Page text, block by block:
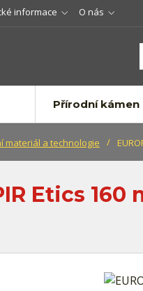
informace O nás
Přírodní kámen
materiál a technologie
Etics